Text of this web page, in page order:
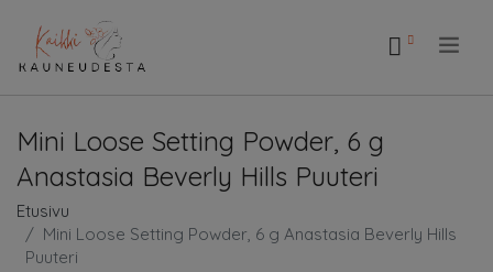
Mini Loose Setting Powder, 6 g
Anastasia Beverly Hills Puuteri
Etusivu
Mini Loose Setting Powder, 6 g Anastasia Beverly Hills
Puuteri